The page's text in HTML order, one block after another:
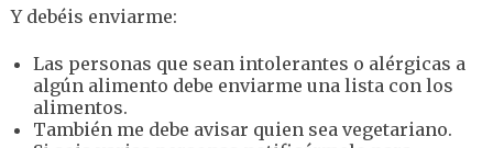
Y debéis enviarme:
Las personas que sean intolerantes o alérgicas a
algún alimento debe enviarme una lista con los
alimentos.
También me debe avisar quien sea vegetariano.